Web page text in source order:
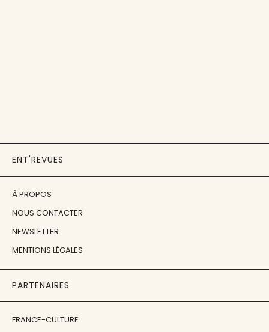
ENT'REVUES
À PROPOS
NOUS CONTACTER
NEWSLETTER
MENTIONS LÉGALES
PARTENAIRES
FRANCE-CULTURE